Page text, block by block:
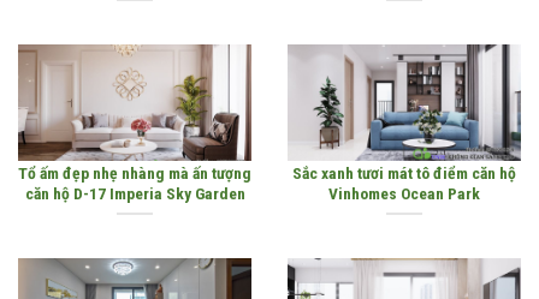
Tổ ấm đẹp nhẹ nhàng mà ấn tượng
căn hộ D-17 Imperia Sky Garden
Sắc xanh tươi mát tô điểm căn hộ
Vinhomes Ocean Park